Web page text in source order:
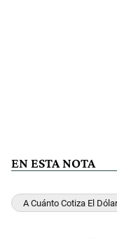
EN ESTA NOTA
A Cuánto Cotiza El